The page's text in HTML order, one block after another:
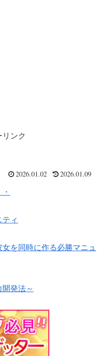
リンク
2026.01.02 2026.01.09
ィ
を同時に作る必勝マニュ
開発法～